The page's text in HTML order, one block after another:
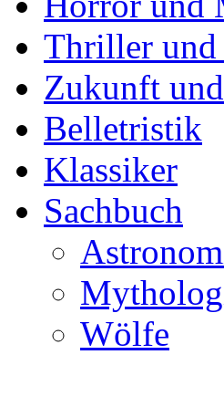
Thriller
Zukunft
Belletristik
Klassiker
Sachbuch
Wölfe